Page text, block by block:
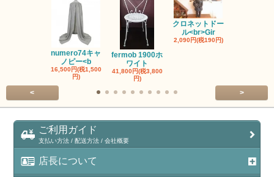
numero74キャ
ノピー<b
16,500円(税1,500
円)
fermob 1900ホ
ワイト
41,800円(税3,800
円)
クロネットドー
ル<br>Gir
2,090円(税190円)
< >
ご利用ガイド
支払い方法 / 配送方法 / 会社概要
店長について